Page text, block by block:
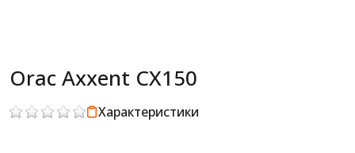
Orac Axxent CX150
Характеристики